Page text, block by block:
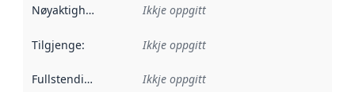
Nøyaktigheit Ikkje oppgitt
Tilgjenge: Ikkje oppgitt
Fullstendigheit Ikkje oppgitt